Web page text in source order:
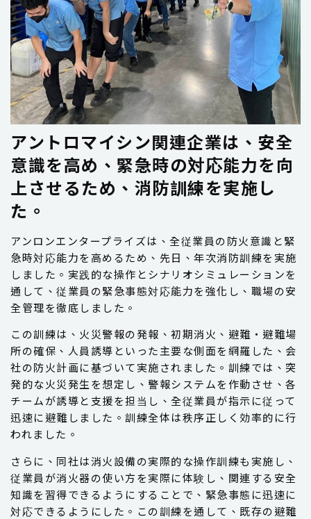
アントロマイシン関連企業は、安全
意識を高め、緊急時の対応能力を向
上させるため、消防訓練を実施し
た。
アンロンエンタープライズは、全従業員の防火意識と緊
急時対応能力を高めるため、先日、年次消防訓練を実施
しました。実践的な操作とシナリオシミュレーションを
通して、従業員の緊急事態対応能力を強化し、職場の安
全管理を徹底しました。
この訓練は、火災警報の発報、初期消火、避難・避難場
所の確保、人員誘導といった主要な側面を網羅した、会
社の防火計画に基づいて実施されました。訓練では、突
発的な火災発生を想定し、警報システムを作動させ、各
チームが誘導と支援を担当し、全従業員が指示に従って
迅速に避難しました。訓練全体は秩序正しく効率的に行
われました。
さらに、同社は消火設備の実際的な操作訓練も実施し、
従業員が消火器の使い方を実際に体験し、関連する安全
知識を習得できるようにすることで、緊急事態に迅速に
対応できるようにした。この訓練を通して、既存の避難